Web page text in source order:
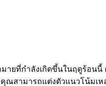
ที่กำลังเกิดขึ้นในฤดูร้อนนี้
สามารถแต่งตัวแนวโน้มเห